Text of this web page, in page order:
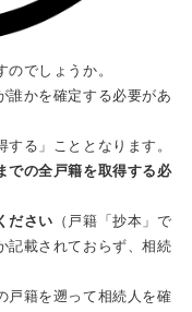
でしょうか。
誰かを確定する必要があ
る」こととなります。
での全戸籍を取得する必
ださい （戸籍「抄本」で
記載されておらず、相続
戸籍を遡って相続人を確